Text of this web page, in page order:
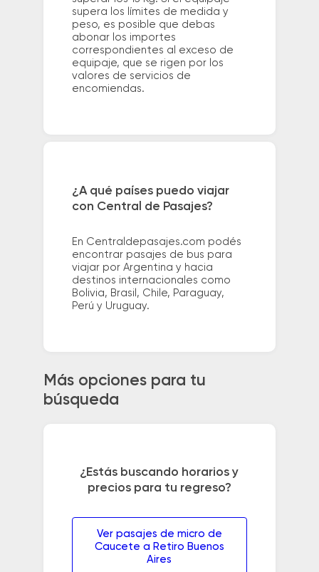
supera los límites de medida y
peso, es posible que debas
abonar los importes
correspondientes al exceso de
equipaje, que se rigen por los
valores de servicios de
encomiendas.
¿A qué países puedo viajar
con Central de Pasajes?
En Centraldepasajes.com podés
encontrar pasajes de bus para
viajar por Argentina y hacia
destinos internacionales como
Bolivia, Brasil, Chile, Paraguay,
Perú y Uruguay.
Más opciones para tu
búsqueda
¿Estás buscando horarios y
precios para tu regreso?
Ver pasajes de micro de
Caucete a Retiro Buenos
Aires